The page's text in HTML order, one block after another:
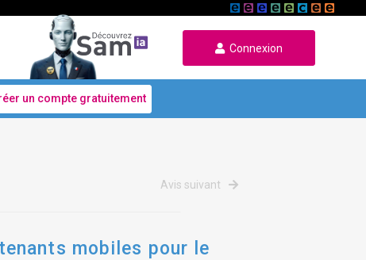
Connexion
un compte gratuitement
Avis suivant
mobiles pour le